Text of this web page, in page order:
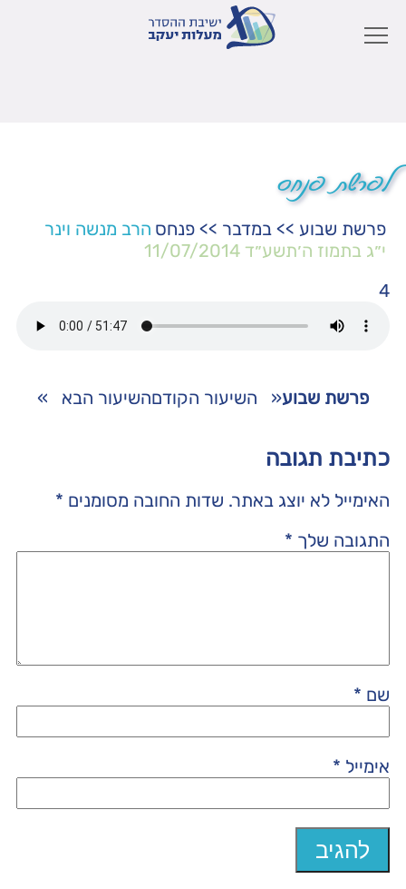
לפרשת פנחס
פרשת שבוע >> במדבר >> פנחס הרב מנשה וינר
י״ג בתמוז ה׳תשע״ד 11/07/2014
4
פרשת שבוע« השיעור הקודםהשיעור הבא »
כתיבת תגובה
האימייל לא יוצג באתר. שדות החובה מסומנים *
התגובה שלך *
שם *
אימייל *